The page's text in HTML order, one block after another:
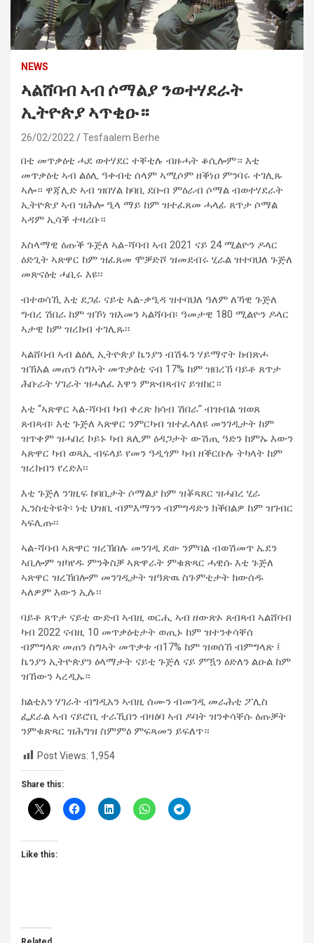
NEWS
ኣልሸባብ ኣብ ሶማልያ ንወተሃደራት
ኢትዮጵያ ኣጥቂዑ።
26/02/2022 Tesfaalem Berhe
በቲ መጥቃዕቲ ሓደ ወተሃደር ተቐቲሉ ብዙሓት ቆሲሎም። እቲ
መጥቃዕቲ ኣብ ልዕሊ ዓቀብቲ ሰላም ኣሚሶም ዘቕነዐ ምንባሩ ተገሊጹ
ኣሎ። ዋጃሊድ ኣብ ዝበሃል ከባቢ ደቡብ ምዕራብ ሶማል ብወተሃደራት
ኢትዮጵያ ኣብ ዝሕሎ ዒላ ማይ ከም ዝተፈጸመ ሓላፊ ጸጥታ ሶማል
ኣዳም ኢሳቕ ተዛሪቡ።
እስላማዊ ዕጡቕ ጉጅለ ኣል-ሻባብ ኣብ 2021 ናይ 24 ሚልዮን ዶላር
ዕድጊት ኣጽዋር ከም ዝፈጸመ ሞቓድሾ ዝመደብሩ ሂራል ዝተባህለ ጉጅለ
መጽናዕቲ ሓቢሩ እዩ፡፡
ብተወሳኺ እቲ ደጋፊ ናይቲ ኣል-ቃዒዳ ዝተባህለ ዓለም ለኻዊ ጉጅለ
ግብረ ሽበራ ከም ዝኾነ ዝእመን ኣልሻባብ፡ ዓመታዊ 180 ሚልዮን ዶላር
ኣታዊ ከም ዝረክብ ተገሊጹ፡፡
ኣልሸባብ ኣብ ልዕሊ ኢትዮጵያ ኬንያን ብሽፋን ሃይማኖት ከብጽሖ
ዝኽእል መጠን ስግኣት መጥቃዕቲ ናብ 17% ከም ዝበረኸ ባይቶ ጸጥታ
ሕቡራት ሃገራት ዝሓለፈ እዋን ምጽብጻብና ይዝከር።
እቲ ‘‘ኣጽዋር ኣል-ሻባብ ካብ ቀረጽ ክሳብ ሽበራ’‘ ብዝብል ዝወጸ
ጸብጻብ፡ እቲ ጉጅለ ኣጽዋር ንምርካብ ዝተፈላለዩ መንገዲታት ከም
ዝጥቀም ዝሓበረ ኮይኑ ካብ ጸሊም ዕዳጋታት ውሽጢ ዓድን ከምኡ እውን
ኣጽዋር ካብ ወጻኢ ብፍላይ የመን ዓዲጎም ካብ ዘቕርቡሉ ትካላት ከም
ዝረክብን የረድእ፡፡
እቲ ጉጅለ ንገዚፍ ከባቢታት ሶማልያ ከም ዝቖጻጸር ዝሓበረ ሂራ
ኢንስቲትዩት፡ ነቲ ህዝቢ ብምእማንን ብምግዳድን ክቕበልዎ ከም ዝገብር
ኣፍሊጡ፡፡
ኣል-ሻባብ ኣጽዋር ዝረኽበሉ መንገዲ ደው ንምባል ብወሽመጥ ኤደን
ኣቢሎም ዝካየዱ ምንቅስቓ ኣጽዋራት ምቁጽጻር ሓዊሱ እቲ ጉጅለ
ኣጽዋር ዝረኸበሎም መንገዲታት ዝዓጽዉ ስጉምቲታት ክውሰዱ
ኣለዎም እውን ኢሉ፡፡
ባይቶ ጸጥታ ናይቲ ውድብ ኣብዚ ወርሒ ኣብ ዘውጽኦ ጸብጻብ ኣልሸባብ
ካብ 2022 ናብዚ 10 መጥቃዕቲታት ወጢኑ ከም ዝተንቀሳቐሰ
ብምግላጽ መጠን ስግኣት መጥቃቱ ብ17% ከም ዝወሰኸ ብምግላጽ ፤
ኬንያን ኢትዮጵያን ዕላማታት ናይቲ ጉጅለ ናይ ምዃን ዕድለን ልዑል ከም
ዝኸውን ኣረዲኡ።
ክልቲአን ሃገራት ብግዲአን ኣብዚ ሰሙን ብመገዲ መራሕቲ ፖሊስ
ፌደራል ኣብ ናይሮቢ ተራኺበን ብዛዕባ ኣብ ዶባት ዝንቀሳቐሱ ዕጡቓት
ንምቁጽጻር ዝሕግዝ ስምምዕ ምፍጻመን ይፍለጥ።
Post Views: 1,954
Share this:
Like this: